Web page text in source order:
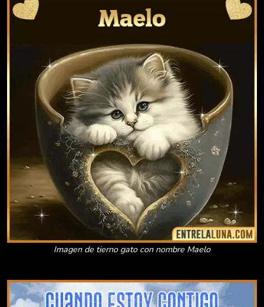
Imagen de tierno gato con nombre Maelo